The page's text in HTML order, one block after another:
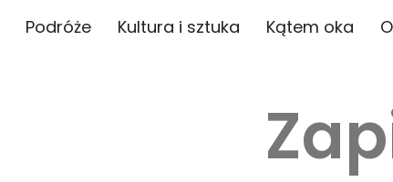
Podróże Kultura i sztuka Kątem oka